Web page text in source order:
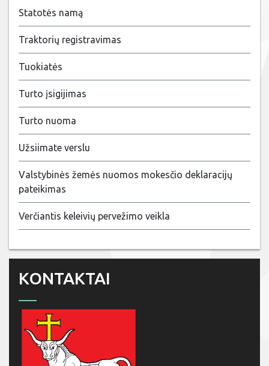
Statotės namą
Traktorių registravimas
Tuokiatės
Turto įsigijimas
Turto nuoma
Užsiimate verslu
Valstybinės žemės nuomos mokesčio deklaracijų
pateikimas
Verčiantis keleivių pervežimo veikla
KONTAKTAI